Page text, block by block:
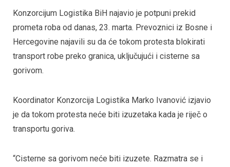
Konzorcijum Logistika BiH najavio je potpuni prekid
prometa roba od danas, 23. marta. Prevoznici iz Bosne i
Hercegovine najavili su da će tokom protesta blokirati
transport robe preko granica, uključujući i cisterne sa
gorivom.
Koordinator Konzorcija Logistika Marko Ivanović izjavio
je da tokom protesta neće biti izuzetaka kada je riječ o
transportu goriva.
“Cisterne sa gorivom neće biti izuzete. Razmatra se i